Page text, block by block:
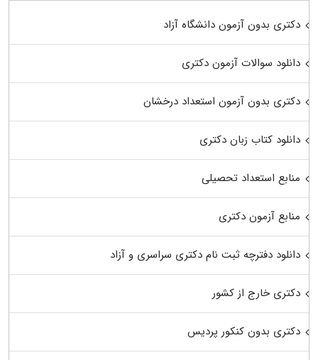
دکتری بدون آزمون دانشگاه آزاد
دانلود سوالات آزمون دکتری
دکتری بدون آزمون استعداد درخشان
دانلود کتاب زبان دکتری
منابع استعداد تحصیلی
منابع آزمون دکتری
دانلود دفترچه ثبت نام دکتری سراسری و آزاد
دکتری خارج از کشور
دکتری بدون کنکور پردیس